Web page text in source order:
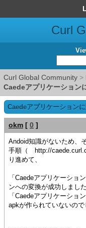
Curl
Curl Global Community >
Caedeアプリケーション
Caedeアプリケーション
okm [ 0 ]
Andoid知識がないため、
手順（ http://
り進めて、
「Caedeアプリケーショ
ンへの変換が成功しまし
「Caedeアプリケーショ
apkが作られていないので